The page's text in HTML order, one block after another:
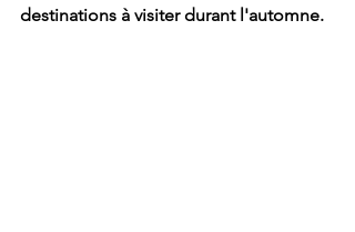
destinations à visiter durant l'automne.